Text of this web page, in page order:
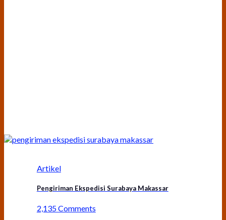
Artikel
Pengiriman Ekspedisi Surabaya Makassar
2,135 Comments